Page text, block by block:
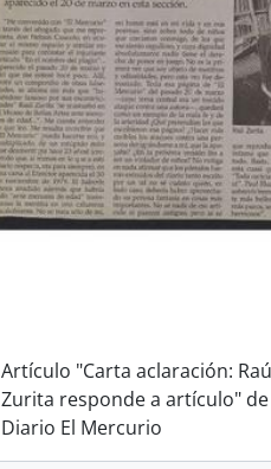
Artículo "Carta aclaración:
Zurita responde a artículo" de
Diario El Mercurio